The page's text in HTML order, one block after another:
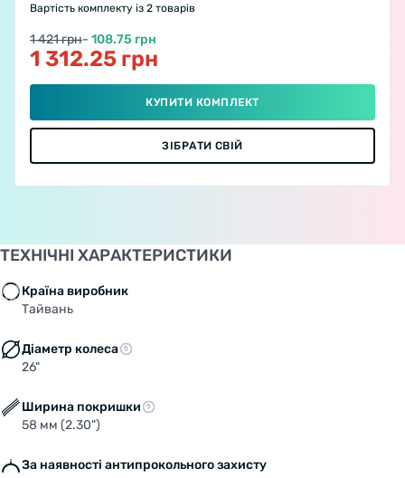
Вартість комплекту із 2 товарів
1 421 грн- 108.75 грн
1 312.25 грн
КУПИТИ КОМПЛЕКТ
ЗІБРАТИ СВІЙ
ТЕХНІЧНІ ХАРАКТЕРИСТИКИ
Країна виробник
Тайвань
Діаметр колеса
26"
Ширина покришки
58 мм (2.30")
За наявності антипрокольного захисту